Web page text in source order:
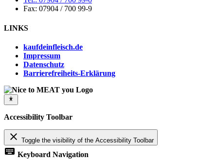
Fax: 07904 / 700 99-9
LINKS
kaufdeinfleisch.de
Impressum
Datenschutz
Barrierefreiheits-Erklärung
Accessibility Toolbar
close Toggle the visibility of the Accessibility Toolbar
keyboard Keyboard Navigation